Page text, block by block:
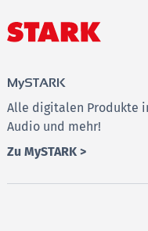
MySTARK
Alle digitalen Produkte
Audio und mehr!
Zu MySTARK >